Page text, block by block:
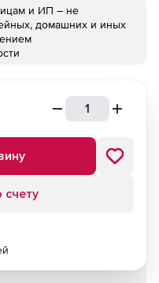
и ИП – не
домашних и иных
счету